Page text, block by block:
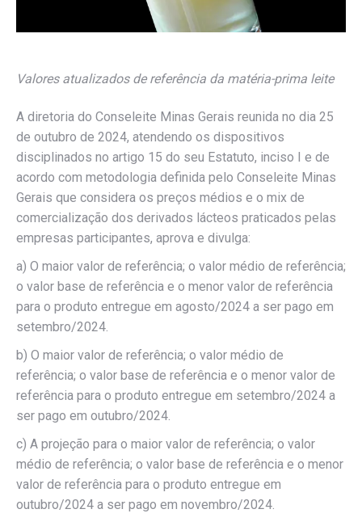
Valores atualizados de referência da matéria-prima leite
A diretoria do Conseleite Minas Gerais reunida no dia 25
de outubro de 2024, atendendo os dispositivos
disciplinados no artigo 15 do seu Estatuto, inciso I e de
acordo com metodologia definida pelo Conseleite Minas
Gerais que considera os preços médios e o mix de
comercialização dos derivados lácteos praticados pelas
empresas participantes, aprova e divulga:
a) O maior valor de referência; o valor médio de referência;
o valor base de referência e o menor valor de referência
para o produto entregue em agosto/2024 a ser pago em
setembro/2024.
b) O maior valor de referência; o valor médio de
referência; o valor base de referência e o menor valor de
referência para o produto entregue em setembro/2024 a
ser pago em outubro/2024.
c) A projeção para o maior valor de referência; o valor
médio de referência; o valor base de referência e o menor
valor de referência para o produto entregue em
outubro/2024 a ser pago em novembro/2024.